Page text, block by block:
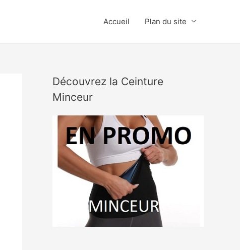
Accueil Plan du site
Découvrez la Ceinture
Minceur